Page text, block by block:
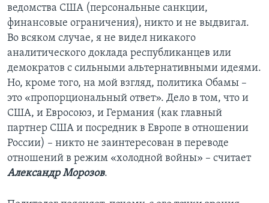
ведомства США (персональные санкции,
финансовые ограничения), никто и не выдвигал.
Во всяком случае, я не видел никакого
аналитического доклада республиканцев или
демократов с сильными альтернативными идеями.
Но, кроме того, на мой взгляд, политика Обамы –
это «пропорциональный ответ». Дело в том, что и
США, и Евросоюз, и Германия (как главный
партнер США и посредник в Европе в отношении
России) – никто не заинтересован в переводе
отношений в режим «холодной войны» – считает
Александр Морозов.